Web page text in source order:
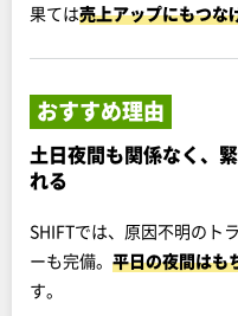
果ては売上アップにもつな
おすすめ理由
土日夜間も関係なく、
れる
SHIFTでは、原因不明のト
ーも完備。 平日の夜間はも
す。